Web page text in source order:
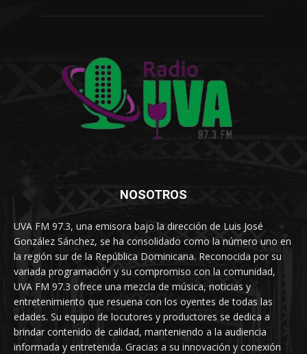
NOSOTROS
UVA FM 97.3, una emisora bajo la dirección de Luis José
González Sánchez, se ha consolidado como la número uno en
la región sur de la República Dominicana. Reconocida por su
variada programación y su compromiso con la comunidad,
UVA FM 97.3 ofrece una mezcla de música, noticias y
entretenimiento que resuena con los oyentes de todas las
edades. Su equipo de locutores y productores se dedica a
brindar contenido de calidad, manteniendo a la audiencia
informada y entretenida. Gracias a su innovación y conexión